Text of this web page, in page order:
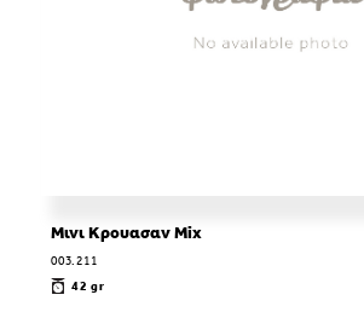
Μινι Κρουασαν Mix
003.211
42 gr